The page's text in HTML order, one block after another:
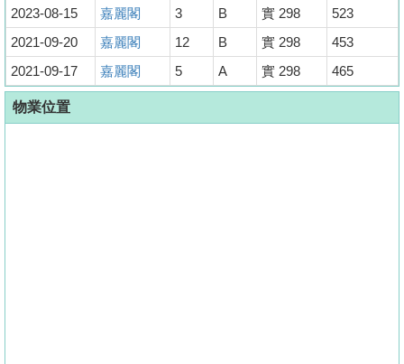
2023-08-15
嘉麗閣 3 B 實 298
523
2021-09-20
嘉麗閣 12 B 實 298
453
2021-09-17
嘉麗閣 5 A 實 298 465
物業位置